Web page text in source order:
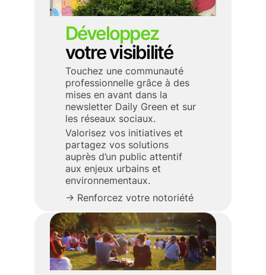
Développez
votre visibilité
Touchez une communauté
professionnelle grâce à des
mises en avant dans la
newsletter Daily Green et sur
les réseaux sociaux.
Valorisez vos initiatives et
partagez vos solutions
auprès d’un public attentif
aux enjeux urbains et
environnementaux.
→ Renforcez votre notoriété